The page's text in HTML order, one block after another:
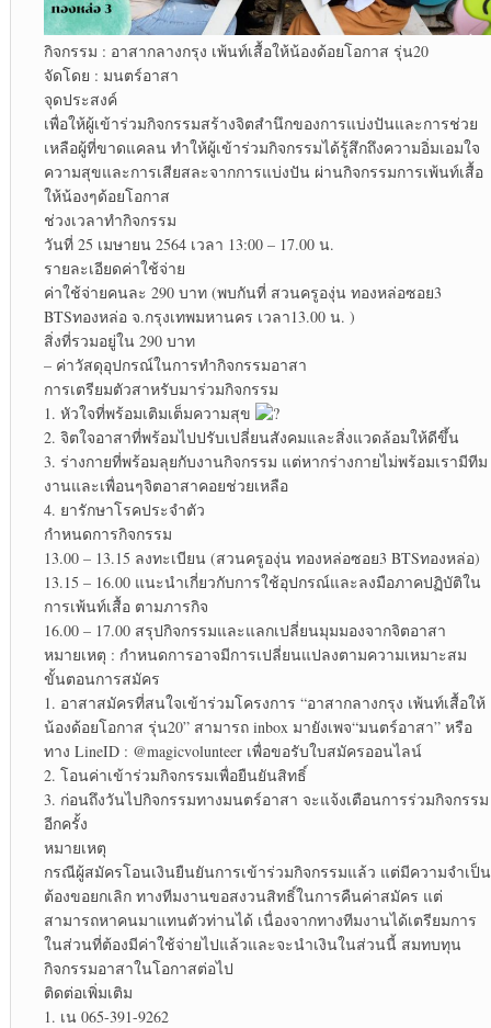
กิจกรรม : อาสากลางกรุง เพ้นท์เสื้อให้น้องด้อยโอกาส รุ่น20
จัดโดย : มนตร์อาสา
จุดประสงค์
เพื่อให้ผู้เข้าร่วมกิจกรรมสร้างจิตสำนึกของการแบ่งปันและการช่วย
เหลือผู้ที่ขาดแคลน ทำให้ผู้เข้าร่วมกิจกรรมได้รู้สึกถึงความอิ่มเอมใจ
ความสุขและการเสียสละจากการแบ่งปัน ผ่านกิจกรรมการเพ้นท์เสื้อ
ให้น้องๆด้อยโอกาส
ช่วงเวลาทำกิจกรรม
วันที่ 25 เมษายน 2564 เวลา 13:00 – 17.00 น.
รายละเอียดค่าใช้จ่าย
ค่าใช้จ่ายคนละ 290 บาท (พบกันที่ สวนครูองุ่น ทองหล่อซอย3
BTSทองหล่อ จ.กรุงเทพมหานคร เวลา13.00 น. )
สิ่งที่รวมอยู่ใน 290 บาท
– ค่าวัสดุอุปกรณ์ในการทำกิจกรรมอาสา
การเตรียมตัวสาหรับมาร่วมกิจกรรม
1. หัวใจที่พร้อมเติมเต็มความสุข
2. จิตใจอาสาที่พร้อมไปปรับเปลี่ยนสังคมและสิ่งแวดล้อมให้ดีขึ้น
3. ร่างกายที่พร้อมลุยกับงานกิจกรรม แต่หากร่างกายไม่พร้อมเรามีทีม
งานและเพื่อนๆจิตอาสาคอยช่วยเหลือ
4. ยารักษาโรคประจำตัว
กำหนดการกิจกรรม
13.00 – 13.15 ลงทะเบียน (สวนครูองุ่น ทองหล่อซอย3 BTSทองหล่อ)
13.15 – 16.00 แนะนำเกี่ยวกับการใช้อุปกรณ์และลงมือภาคปฏิบัติใน
การเพ้นท์เสื้อ ตามภารกิจ
16.00 – 17.00 สรุปกิจกรรมและแลกเปลี่ยนมุมมองจากจิตอาสา
หมายเหตุ : กำหนดการอาจมีการเปลี่ยนแปลงตามความเหมาะสม
ขั้นตอนการสมัคร
1. อาสาสมัครที่สนใจเข้าร่วมโครงการ “อาสากลางกรุง เพ้นท์เสื้อให้
น้องด้อยโอกาส รุ่น20” สามารถ inbox มายังเพจ“มนตร์อาสา” หรือ
ทาง LineID : @magicvolunteer เพื่อขอรับใบสมัครออนไลน์
2. โอนค่าเข้าร่วมกิจกรรมเพื่อยืนยันสิทธิ์
3. ก่อนถึงวันไปกิจกรรมทางมนตร์อาสา จะแจ้งเตือนการร่วมกิจกรรม
อีกครั้ง
หมายเหตุ
กรณีผู้สมัครโอนเงินยืนยันการเข้าร่วมกิจกรรมแล้ว แต่มีความจำเป็น
ต้องขอยกเลิก ทางทีมงานขอสงวนสิทธิ์ในการคืนค่าสมัคร แต่
สามารถหาคนมาแทนตัวท่านได้ เนื่องจากทางทีมงานได้เตรียมการ
ในส่วนที่ต้องมีค่าใช้จ่ายไปแล้วและจะนำเงินในส่วนนี้ สมทบทุน
กิจกรรมอาสาในโอกาสต่อไป
ติดต่อเพิ่มเติม
1. เน 065-391-9262